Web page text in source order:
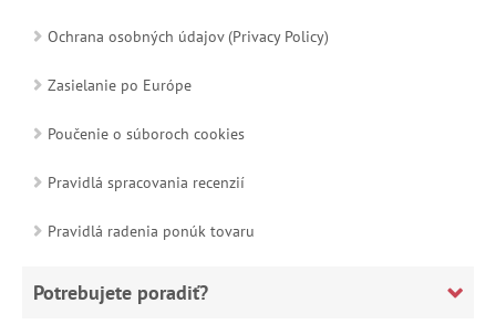
Ochrana osobných údajov (Privacy Policy)
Zasielanie po Európe
Poučenie o súboroch cookies
Pravidlá spracovania recenzií
Pravidlá radenia ponúk tovaru
Potrebujete poradiť?